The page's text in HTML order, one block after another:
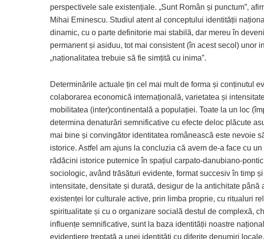
perspectivele sale existențiale. „Sunt Român și punctum”,
Mihai Eminescu. Studiul atent al conceptului identității
dinamic, cu o parte definitorie mai stabilă, dar mereu în
permanent și asiduu, tot mai consistent (în acest secol) unor
„naționalitatea trebuie să fie simțită cu inima”.
Determinările actuale țin cel mai mult de forma și conținutul
colaborarea economică internațională, varietatea și
mobilitatea (inter)continentală a populației. Toate la un loc
determina denaturări semnificative cu efecte deloc plăcute
mai bine și convingător identitatea românească este nevoie
istorice. Astfel am ajuns la concluzia că avem de-a face cu
rădăcini istorice puternice în spațiul carpato-danubiano-
sociologic, având trăsături evidente, format succesiv în timp
intensitate, densitate și durată, desigur de la antichitate până
existenței lor culturale active, prin limba proprie, cu ritualuri
spiritualitate și cu o organizare socială destul de complexă,
influențe semnificative, sunt la baza identității noastre
evidențiere treptată a unei identități cu diferite denumiri